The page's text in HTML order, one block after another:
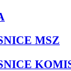
MSZ